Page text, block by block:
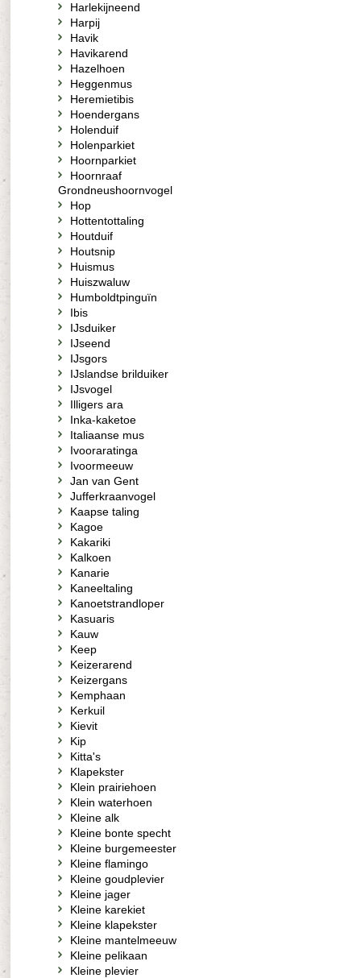
Harlekijneend
Harpij
Havik
Havikarend
Hazelhoen
Heggenmus
Heremietibis
Hoendergans
Holenduif
Holenparkiet
Hoornparkiet
Hoornraaf
Grondneushoornvogel
Hop
Hottentottaling
Houtduif
Houtsnip
Huismus
Huiszwaluw
Humboldtpinguïn
Ibis
IJsduiker
IJseend
IJsgors
IJslandse brilduiker
IJsvogel
Illigers ara
Inka-kaketoe
Italiaanse mus
Ivooraratinga
Ivoormeeuw
Jan van Gent
Jufferkraanvogel
Kaapse taling
Kagoe
Kakariki
Kalkoen
Kanarie
Kaneeltaling
Kanoetstrandloper
Kasuaris
Kauw
Keep
Keizerarend
Keizergans
Kemphaan
Kerkuil
Kievit
Kip
Kitta's
Klapekster
Klein prairiehoen
Klein waterhoen
Kleine alk
Kleine bonte specht
Kleine burgemeester
Kleine flamingo
Kleine goudplevier
Kleine jager
Kleine karekiet
Kleine klapekster
Kleine mantelmeeuw
Kleine pelikaan
Kleine plevier